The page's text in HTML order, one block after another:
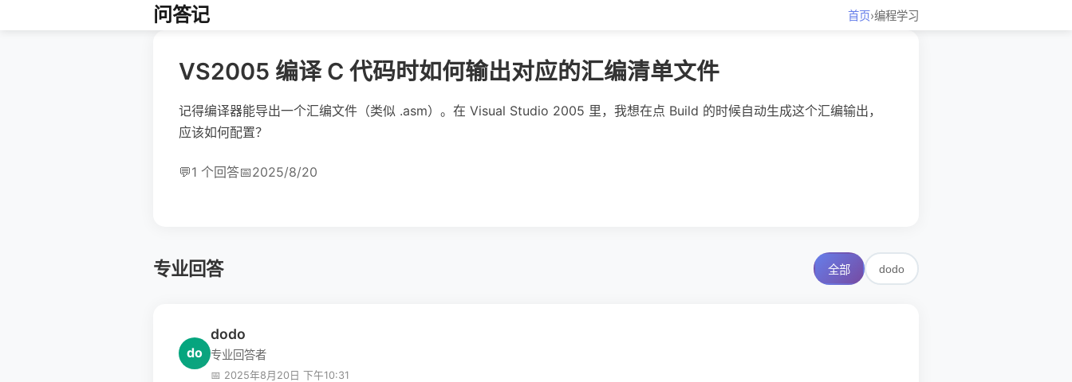
问答记 首页›编程学习
VS2005 编译 C 代码时如何输出对应的汇编清单文件
记得编译器能导出一个汇编文件（类似 .asm）。在 Visual Studio 2005 里，我想在点 Build 的时候自动生成这个汇编输出，
应该如何配置？
💬1 个回答📅2025/8/20
专业回答 全部 dodo
do
dodo
专业回答者
📅 2025年8月20日 下午10:31